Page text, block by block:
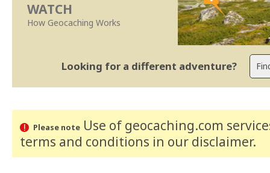
WATCH
How Geocaching Works
Looking for a different adventure?
Please noteUse of geocaching.com
terms and conditions in our disclaimer.